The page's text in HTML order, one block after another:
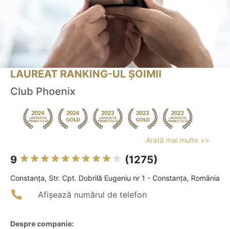
LAUREAT RANKING-UL ȘOIMII
Club Phoenix
Arată mai multe >>
9 (1275)
Constanţa, Str. Cpt. Dobrilă Eugeniu nr 1 - Constanța, România
Afișează numărul de telefon
Despre companie: